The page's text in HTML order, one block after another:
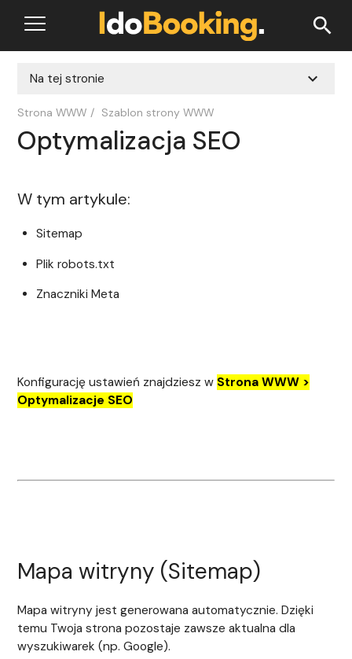
search
Na tej stronie expand_more
Strona WWW / Szablon strony WWW
Optymalizacja SEO
W tym artykule:
Sitemap
Plik robots.txt
Znaczniki Meta
Konfigurację ustawień znajdziesz w Strona WWW >
Optymalizacje SEO
Mapa witryny (Sitemap)
Mapa witryny jest generowana automatycznie. Dzięki
temu Twoja strona pozostaje zawsze aktualna dla
wyszukiwarek (np. Google).